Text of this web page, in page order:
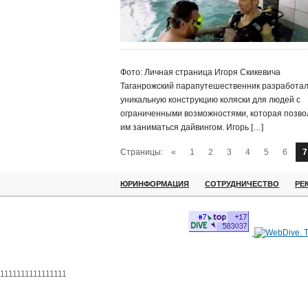
Фото: Личная страница Игоря Скикевича
Таганрожский парапутешественник разработал
уникальную конструкцию коляски для людей с
ограниченными возможностями, которая
им заниматься дайвингом. Игорь […]
Страницы: « 1 2 3 4 5 6 7
ЮРИНФОРМАЦИЯ СОТРУДНИЧЕСТВО
1111111111111111